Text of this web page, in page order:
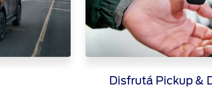
Disfrutá Pickup &